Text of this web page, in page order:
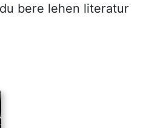
bere lehen literatur